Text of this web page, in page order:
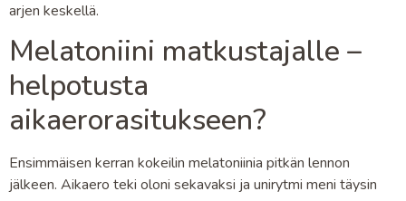
arjen keskellä.
Melatoniini matkustajalle –
helpotusta
aikaerorasitukseen?
Ensimmäisen kerran kokeilin melatoniinia pitkän lennon
jälkeen. Aikaero teki oloni sekavaksi ja unirytmi meni täysin